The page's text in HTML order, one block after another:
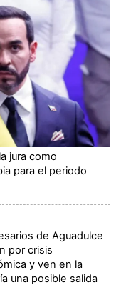
jura como
para el periodo
de Aguadulce
por crisis
y ven en la
una posible salida